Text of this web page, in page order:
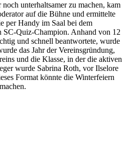
unterhaltsamer zu machen, kam
auf die Bühne und ermittelte
per Handy im Saal bei dem
SC-Quiz-Champion. Anhand von 12
und schnell beantwortete, wurde
das Jahr der Vereinsgründung,
und die Klasse, in der die aktiven
wurde Sabrina Roth, vor Ilselore
Format könnte die Winterfeiern